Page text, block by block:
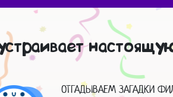
ОТГАДЫВАЕМ ЗАГАДКИ